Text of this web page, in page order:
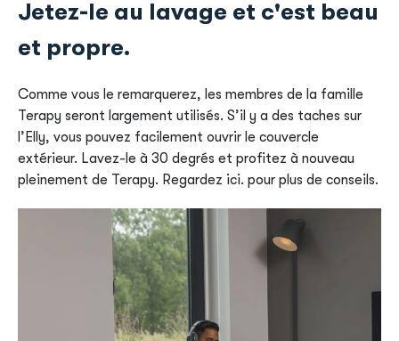
Jetez-le au lavage et c'est beau
et propre.
Comme vous le remarquerez, les membres de la famille
Terapy seront largement utilisés. S’il y a des taches sur
l’Elly, vous pouvez facilement ouvrir le couvercle
extérieur. Lavez-le à 30 degrés et profitez à nouveau
pleinement de Terapy. Regardez ici. pour plus de conseils.